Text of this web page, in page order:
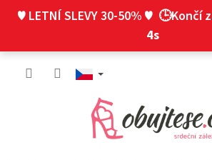
♥ LETNÍ SLEVY 30-50% ♥ 🕒Končí
4s